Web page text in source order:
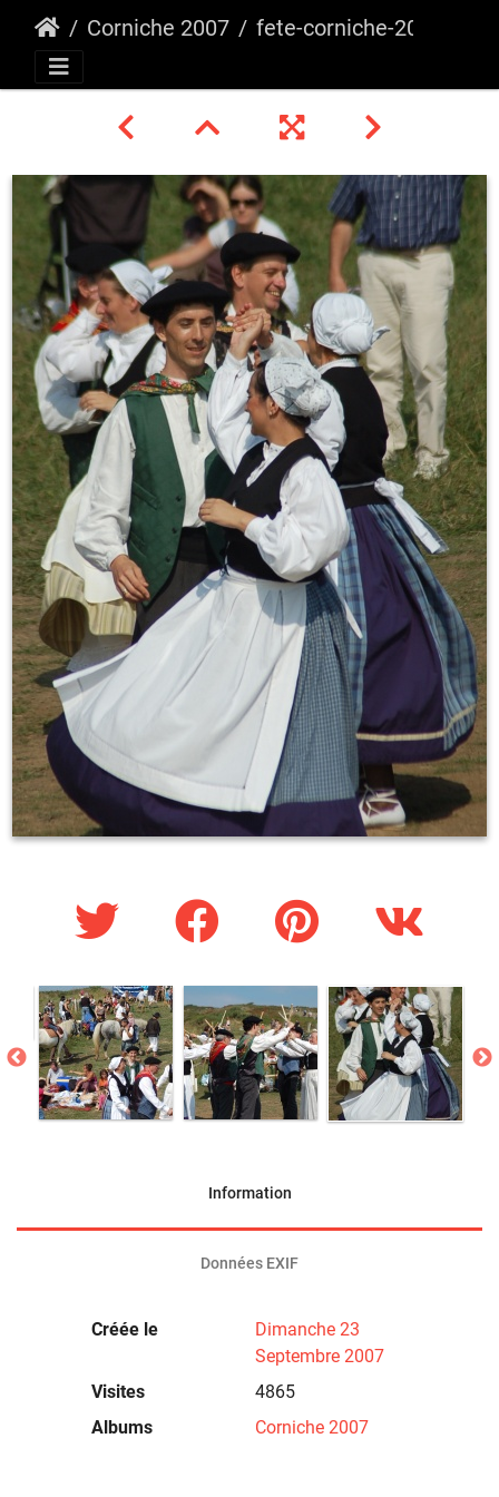
Corniche 2007 fete-corniche-2007 26753850336 o
Information
Données EXIF
Créée le
Dimanche 23
Septembre 2007
Visites
4865
Albums
Corniche 2007